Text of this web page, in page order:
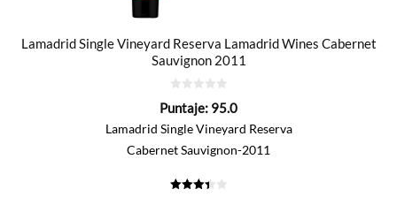
Lamadrid Single Vineyard Reserva Lamadrid Wines Cabernet
Sauvignon 2011
de
Puntaje: 95.0
Lamadrid Single Vineyard Reserva
Cabernet Sauvignon-2011